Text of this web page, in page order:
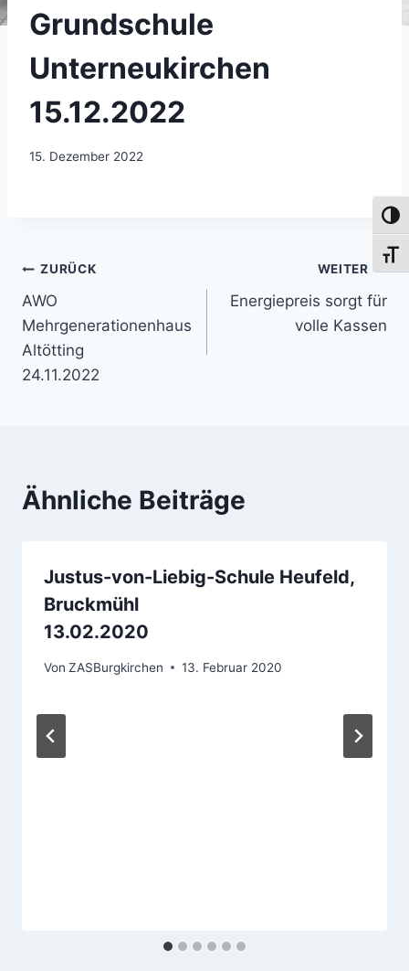
Grundschule
Unterneukirchen
15.12.2022
15. Dezember 2022
Beitragsnavigation
ZURÜCK
AWO
Mehrgenerationenhaus
Altötting
24.11.2022
WEITER
Energiepreis sorgt für
volle Kassen
Ähnliche Beiträge
Justus-von-Liebig-Schule Heufeld,
Bruckmühl
13.02.2020
Von ZASBurgkirchen 13. Februar 2020